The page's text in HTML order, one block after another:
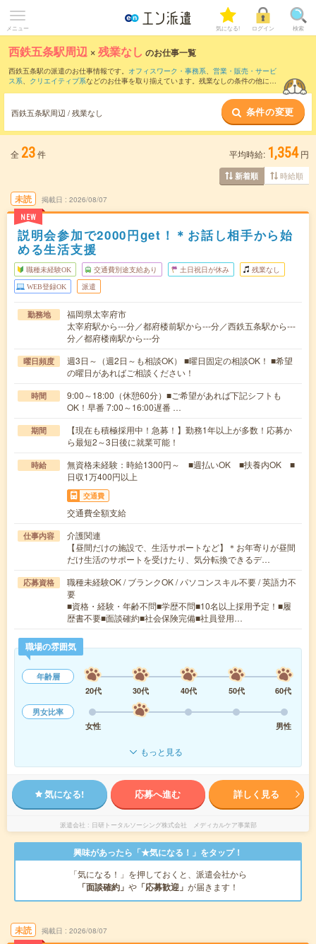
メニュー 気になる! ログイン 検索
西鉄五条駅周辺 ×残業なし のお仕事一覧
西鉄五条駅の派遣のお仕事情報です。 オフィスワーク・事務系、 営業・販売・サービ
ス系、 クリエイティブ系などのお仕事を取り揃えています。残業なしの条件の他に、
西鉄五条駅周辺 / 残業なし 条件の変更
全 23件 平均時給: 1,354 円
新着順 時給順
未読
NEW
掲載日 2026/08/07
説明会参加で2000円get！＊お話し相手から始
める生活支援
職種未経験OK 交通費別途支給あり 土日祝日が休み 残業なし
WEB登録OK 派遣
勤務地
福岡県太宰府市
太宰府駅から---分／都府楼前駅から---分／西鉄五条駅から---
分／都府楼南駅から---分
曜日頻度
週3日～（週2日～も相談OK） ■曜日固定の相談OK！ ■希望
の曜日があればご相談ください！
時間
9:00～18:00（休憩60分）■ご希望があれば下記シフトも
OK！早番 7:00～16:00遅番 …
期間
【現在も積極採用中！急募！】勤務1年以上が多数！応募か
ら最短2～3日後に就業可能！
時給
無資格未経験：時給1300円～ ■週払いOK ■扶養内OK ■
日収1万400円以上
交通費
交通費全額支給
仕事内容
介護関連
【昼間だけの施設で、生活サポートなど】＊お年寄りが昼間
だけ生活のサポートを受けたり、気分転換できるデ…
応募資格
職種未経験OK / ブランクOK / パソコンスキル不要 / 英語力不
要
■資格・経験・年齢不問■学歴不問■10名以上採用予定！■履
歴書不要■面談確約■社会保険完備■社員登用…
職場の雰囲気
年齢層
20代
30代 40代 50代
60代
男女比率
女性
男性
もっと見る
気になる! 応募へ進む 詳しく見る
派遣会社 日研トータルソーシング株式会社 メディカルケア事業部
興味があったら「★気になる！」をタップ！
「気になる！」を押しておくと、派遣会社から
「面談確約」 や 「応募歓迎」 が届きます！
未読 掲載日 2026/08/07